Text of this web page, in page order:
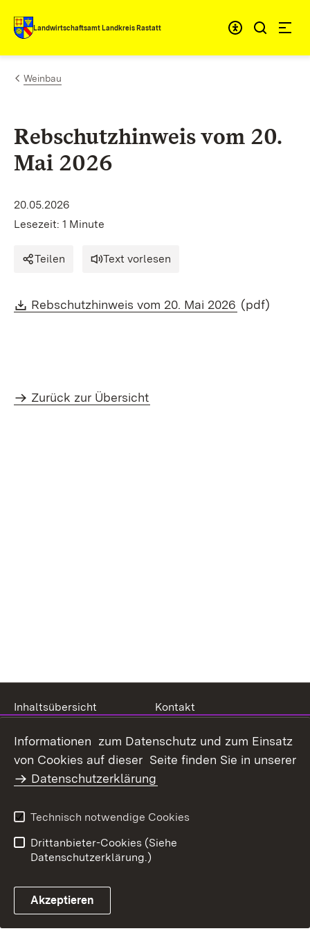
Zum Inhalt springen
Landwirtschaftsamt Landkreis Rastatt
Weinbau
Rebschutzhinweis vom 20.
Mai 2026
20.05.2026
Lesezeit: 1 Minute
Teilen Text vorlesen
Download:
Rebschutzhinweis vom 20. Mai 2026 (Öffnet in
(pdf)
Zurück zur Übersicht
Inhaltsübersicht
Kontakt
Barrierefreiheit
Benutzungshinweise
Impressum
Informationen zum Datenschutz und zum Einsatz
von Cookies auf dieser Seite finden Sie in unserer
Datenschutzerklärung
Technisch notwendige Cookies
Drittanbieter-Cookies (Siehe
Datenschutzerklärung.)
Akzeptieren